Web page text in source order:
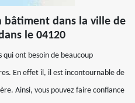
bâtiment dans la ville de
le 04120
qui ont besoin de beaucoup
En effet il, il est incontournable de
Ainsi, vous pouvez faire confiance